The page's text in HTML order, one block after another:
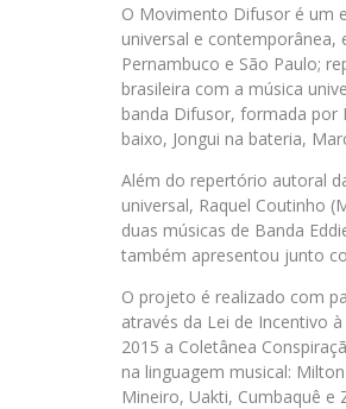
O Movimento Difusor é um
universal e contemporânea,
Pernambuco e São Paulo;
brasileira com a música
banda Difusor, formada por
baixo, Jongui na bateria,
Além do repertório autoral
universal, Raquel Coutinho
duas músicas de Banda
também apresentou junto
O projeto é realizado com
através da Lei de Incentivo
2015 a Coletânea
na linguagem musical:
Mineiro, Uakti, Cumbaquê e